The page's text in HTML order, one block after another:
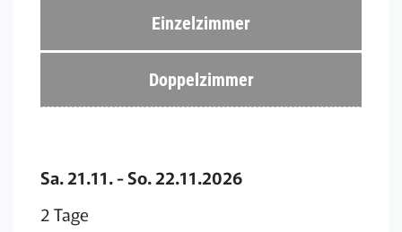
Einzelzimmer
Doppelzimmer
Sa. 21.11. - So. 22.11.2026
2 Tage